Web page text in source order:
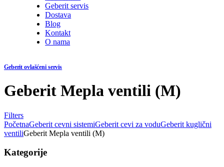
Geberit servis
Dostava
Blog
Kontakt
O nama
Geberit ovlašćeni servis
Geberit Mepla ventili (M)
Filters
PočetnaGeberit cevni sistemiGeberit cevi za voduGeberit kuglični
ventiliGeberit Mepla ventili (M)
Kategorije